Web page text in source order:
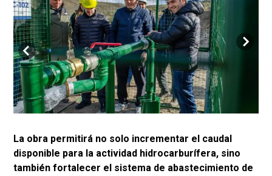
La obra permitirá no solo incrementar el caudal
disponible para la actividad hidrocarburífera, sino
también fortalecer el sistema de abastecimiento de